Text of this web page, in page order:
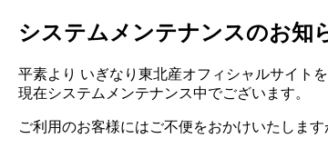
システムメンテナンスのお知
平素より いぎなり東北産オフィシャルサイト
現在システムメンテナンス中でございます。
ご利用のお客様にはご不便をおかけいたしま